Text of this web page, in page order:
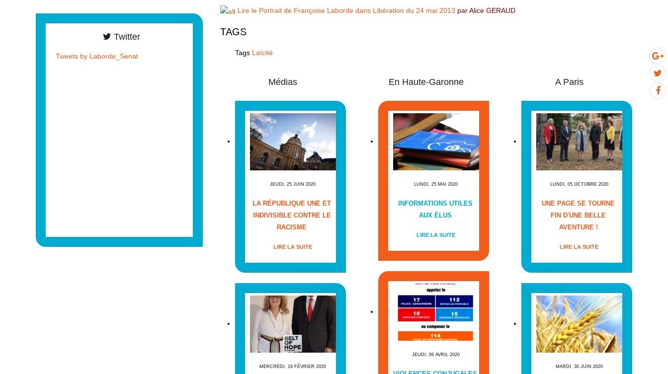
Lire le Portrait de Françoise Laborde dans Libération du 24 mai 2013 par Alice GERAUD
TAGS
Tags Laïcité
Médias
JEUDI, 25 JUIN 2020
LA RÉPUBLIQUE UNE ET
INDIVISIBLE CONTRE LE
RACISME
LIRE LA SUITE
MERCREDI, 19 FÉVRIER 2020
En Haute-Garonne
LUNDI, 25 MAI 2020
INFORMATIONS UTILES
AUX ÉLUS
LIRE LA SUITE
JEUDI, 09 AVRIL 2020
A Paris
LUNDI, 05 OCTOBRE 2020
UNE PAGE SE TOURNE
FIN D'UNE BELLE
AVENTURE !
LIRE LA SUITE
MARDI, 30 JUIN 2020
Twitter
Tweets by Laborde_Senat